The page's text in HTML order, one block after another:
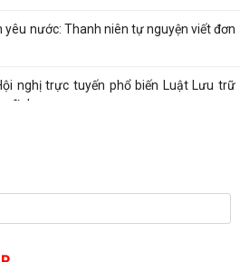
nước: Thanh niên tự nguyện viết đơn
nghị trực tuyến phổ biến Luật Lưu trữ
định...